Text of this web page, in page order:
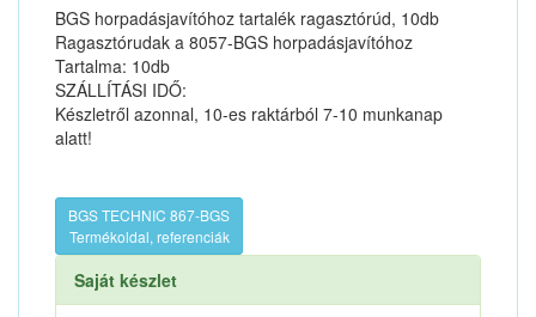
BGS horpadásjavítóhoz tartalék ragasztórúd, 10db
Ragasztórudak a 8057-BGS horpadásjavítóhoz
Tartalma: 10db
SZÁLLÍTÁSI IDŐ:
Készletről azonnal, 10-es raktárból 7-10 munkanap
alatt!
BGS TECHNIC 867-BGS
Termékoldal, referenciák
Saját készlet